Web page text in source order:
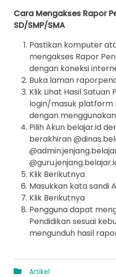
Cara Mengakses Rapor
SD/SMP/SMA
Pastikan komputer
mengakses Rapor
dengan koneksi
Buka laman
Klik Lihat Hasil
login/masuk platform
dengan
Pilih Akun belajar.id
berakhiran
Klik Berikutnya
Masukkan kata sandi
Klik Berikutnya
Pengguna dapat
Pendidikan sesuai
mengunduh hasil
Artikel